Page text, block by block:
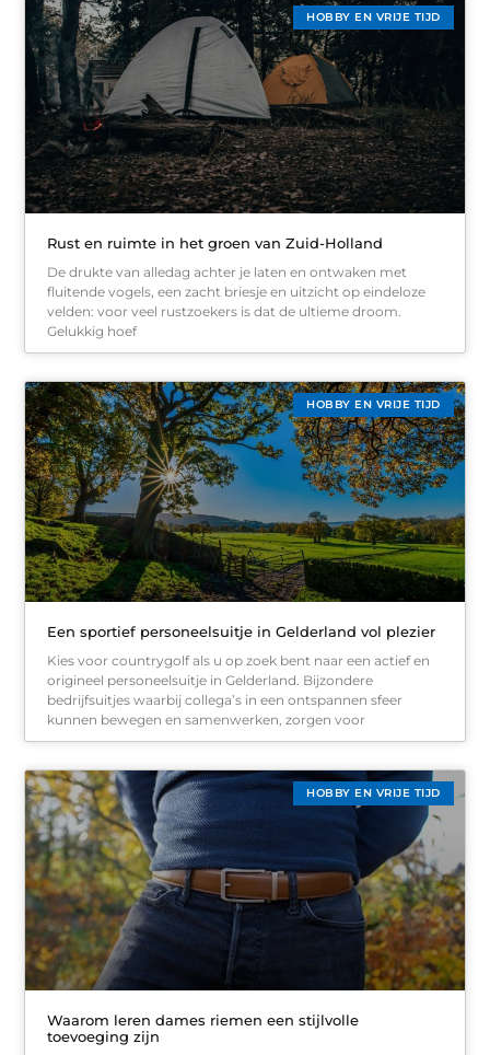
HOBBY EN VRIJE TIJD
Rust en ruimte in het groen van Zuid-Holland
De drukte van alledag achter je laten en ontwaken met
fluitende vogels, een zacht briesje en uitzicht op eindeloze
velden: voor veel rustzoekers is dat de ultieme droom.
Gelukkig hoef
HOBBY EN VRIJE TIJD
Een sportief personeelsuitje in Gelderland vol plezier
Kies voor countrygolf als u op zoek bent naar een actief en
origineel personeelsuitje in Gelderland. Bijzondere
bedrijfsuitjes waarbij collega’s in een ontspannen sfeer
kunnen bewegen en samenwerken, zorgen voor
HOBBY EN VRIJE TIJD
Waarom leren dames riemen een stijlvolle
toevoeging zijn